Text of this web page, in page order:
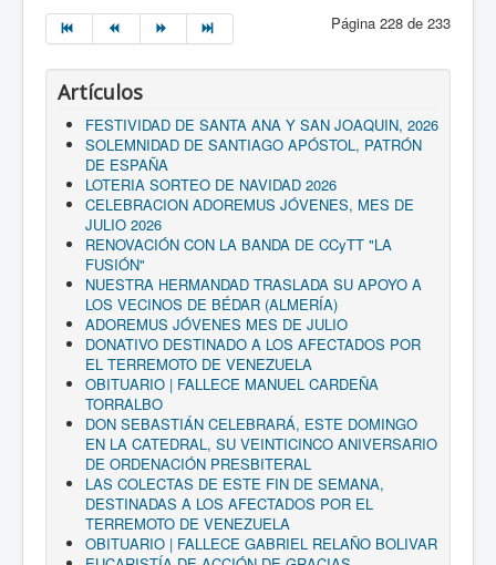
Página 228 de 233
Artículos
FESTIVIDAD DE SANTA ANA Y SAN JOAQUIN, 2026
SOLEMNIDAD DE SANTIAGO APÓSTOL, PATRÓN
DE ESPAÑA
LOTERIA SORTEO DE NAVIDAD 2026
CELEBRACION ADOREMUS JÓVENES, MES DE
JULIO 2026
RENOVACIÓN CON LA BANDA DE CCyTT "LA
FUSIÓN"
NUESTRA HERMANDAD TRASLADA SU APOYO A
LOS VECINOS DE BÉDAR (ALMERÍA)
ADOREMUS JÓVENES MES DE JULIO
DONATIVO DESTINADO A LOS AFECTADOS POR
EL TERREMOTO DE VENEZUELA
OBITUARIO | FALLECE MANUEL CARDEÑA
TORRALBO
DON SEBASTIÁN CELEBRARÁ, ESTE DOMINGO
EN LA CATEDRAL, SU VEINTICINCO ANIVERSARIO
DE ORDENACIÓN PRESBITERAL
LAS COLECTAS DE ESTE FIN DE SEMANA,
DESTINADAS A LOS AFECTADOS POR EL
TERREMOTO DE VENEZUELA
OBITUARIO | FALLECE GABRIEL RELAÑO BOLIVAR